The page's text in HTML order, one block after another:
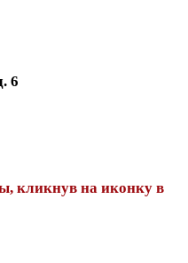
6
кликнув на иконку в